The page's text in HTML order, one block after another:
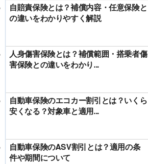
自賠責保険とは？補償内容・任意保険と
の違いをわかりやすく解説
人身傷害保険とは？補償範囲・搭乗者傷
害保険との違いをわかり...
自動車保険のエコカー割引とは？いくら
安くなる？対象車と適用...
自動車保険のASV割引とは？適用の条
件や期間について